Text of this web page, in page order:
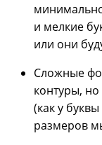
и мелкие
или они
Сложные
контуры, но
(как у
размеров